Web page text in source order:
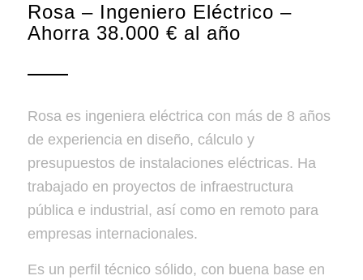
Rosa – Ingeniero Eléctrico –
Ahorra 38.000 € al año
Rosa es ingeniera eléctrica con más de 8 años
de experiencia en diseño, cálculo y
presupuestos de instalaciones eléctricas. Ha
trabajado en proyectos de infraestructura
pública e industrial, así como en remoto para
empresas internacionales.
Es un perfil técnico sólido, con buena base en